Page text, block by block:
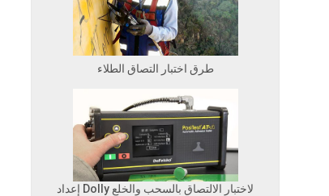
طرق اختبار التصاق الطلاء
إعداد Dolly لاختبار الالتصاق بالسحب والخلع